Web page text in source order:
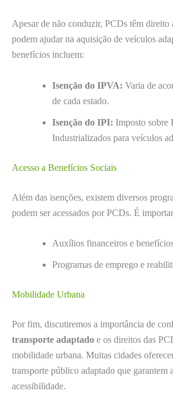
Apesar de não conduzir, PCDs têm direito
podem ajudar na aquisição de veículos
benefícios incluem:
Isenção do IPVA: Varia de
de cada estado.
Isenção do IPI: Imposto sobre
Industrializados para veículos
Acesso a Benefícios Sociais
Além das isenções, existem diversos
podem ser acessados por PCDs. É
Auxílios financeiros e
Programas de emprego e
Mobilidade Urbana
Por fim, discutiremos a importância de
transporte adaptado e os direitos das
mobilidade urbana. Muitas cidades
transporte público adaptado que garantem
acessibilidade.